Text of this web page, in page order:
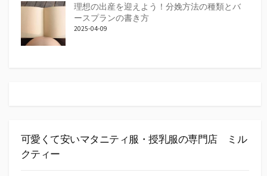
理想の出産を迎えよう！分娩方法の種類とバ
ースプランの書き方
2025-04-09
可愛くて安いマタニティ服・授乳服の専門店 ミル
クティー